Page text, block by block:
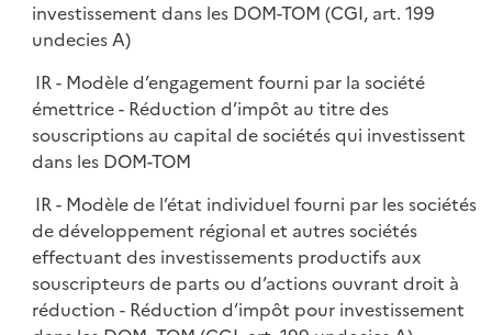
investissement dans les DOM-TOM (CGI, art. 199
undecies A)
IR - Modèle d’engagement fourni par la société
émettrice - Réduction d’impôt au titre des
souscriptions au capital de sociétés qui investissent
dans les DOM-TOM
IR - Modèle de l’état individuel fourni par les sociétés
de développement régional et autres sociétés
effectuant des investissements productifs aux
souscripteurs de parts ou d’actions ouvrant droit à
réduction - Réduction d’impôt pour investissement